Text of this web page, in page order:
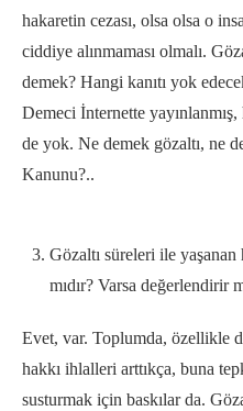
hakaretin cezası, olsa olsa o
ciddiye alınmaması olmalı.
demek? Hangi kanıtı yok
Demeci İnternette
de yok. Ne demek gözaltı, ne
Kanunu?..
Gözaltı süreleri ile
mıdır? Varsa değerlendirir
Evet, var. Toplumda, özellikle
hakkı ihlalleri arttıkça, buna
susturmak için baskılar da.